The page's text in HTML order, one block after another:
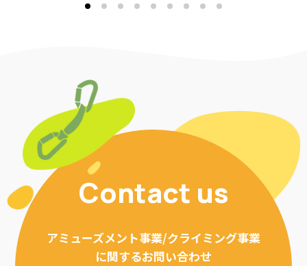
Contact us
アミューズメント事業/クライミング事業
に関するお問い合わせ